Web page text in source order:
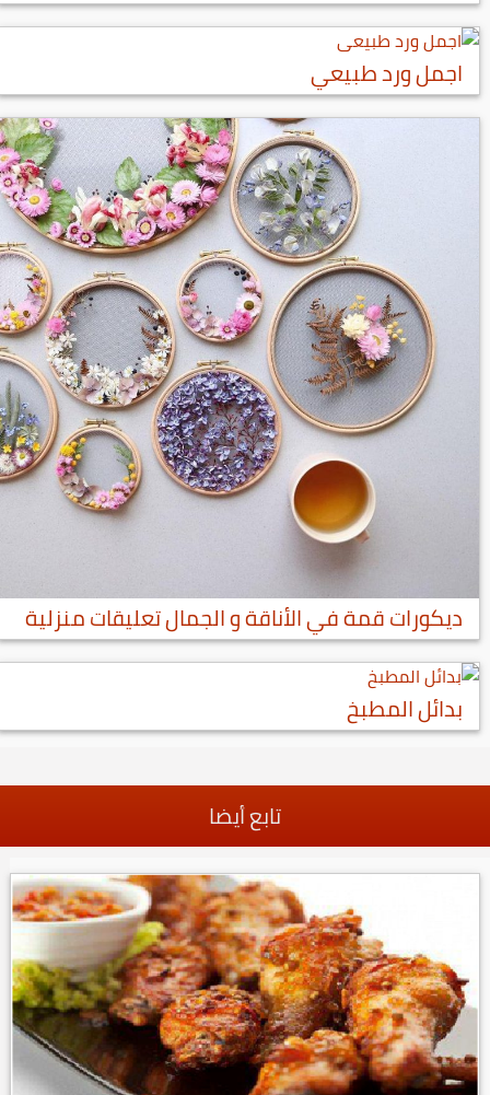
اجمل ورد طبيعي
ديكورات قمة في الأناقة و الجمال تعليقات منزلية
بدائل المطبخ
تابع أيضا